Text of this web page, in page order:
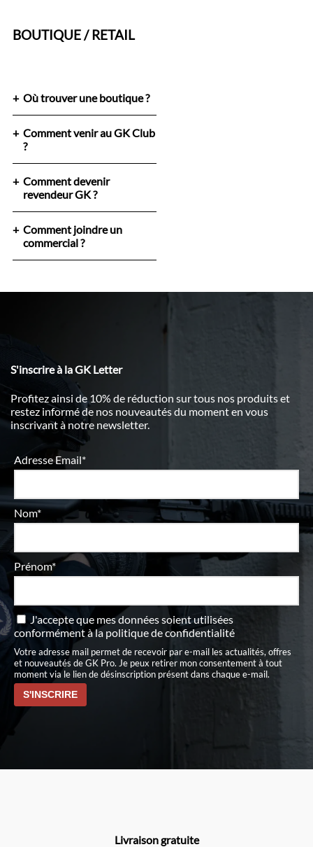
BOUTIQUE / RETAIL
Où trouver une boutique ?
Comment venir au GK Club
?
Comment devenir
revendeur GK ?
Comment joindre un
commercial ?
S'inscrire à la GK Letter
Profitez ainsi de 10% de réduction sur tous nos produits et
restez informé de nos nouveautés du moment en vous
inscrivant à notre newsletter.
Adresse Email*
Nom*
Prénom*
J'accepte que mes données soient utilisées
conformément àla politique de confidentialité
Votre adresse mail permet de recevoir par e-mail les actualités, offres
et nouveautés de GK Pro. Je peux retirer mon consentement à tout
moment via le lien de désinscription présent dans chaque e-mail.
Livraison gratuite